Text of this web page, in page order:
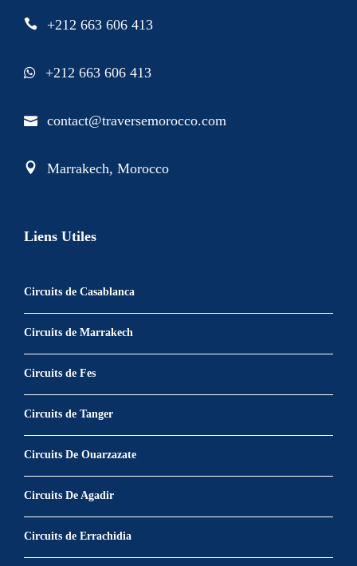
+212 663 606 413
+212 663 606 413
contact@traversemorocco.com
Marrakech, Morocco
Liens Utiles
Circuits de Casablanca
Circuits de Marrakech
Circuits de Fes
Circuits de Tanger
Circuits De Ouarzazate
Circuits De Agadir
Circuits de Errachidia